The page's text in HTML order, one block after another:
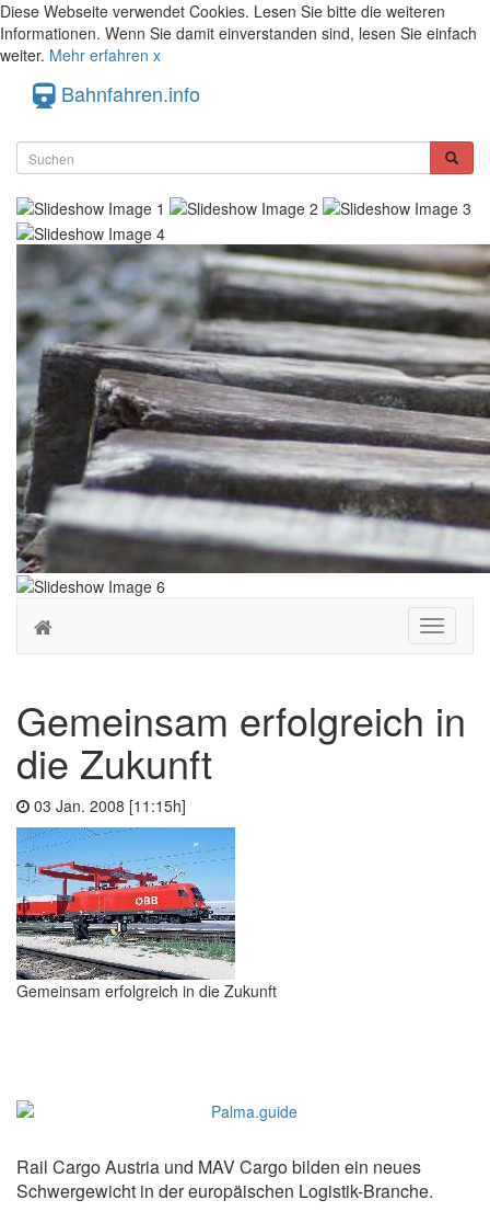
Diese Webseite verwendet Cookies. Lesen Sie bitte die weiteren
Informationen. Wenn Sie damit einverstanden sind, lesen Sie einfach
weiter. Mehr erfahren x
Bahnfahren.info
Toggle
Gemeinsam erfolgreich in
die Zukunft
03 Jan. 2008 [11:15h]
Gemeinsam erfolgreich in die Zukunft
Rail Cargo Austria und MAV Cargo bilden ein neues
Schwergewicht in der europäischen Logistik-Branche.